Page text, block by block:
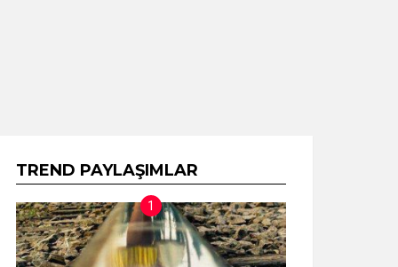
TREND PAYLAŞIMLAR